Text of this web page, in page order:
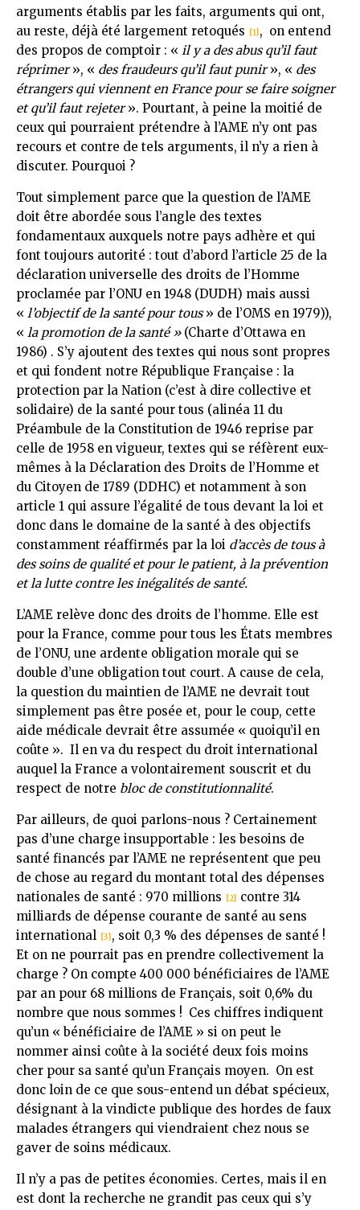
arguments établis par les faits, arguments qui ont,
au reste, déjà été largement retoqués [1], on entend
des propos de comptoir : « il y a des abus qu’il faut
réprimer», « des fraudeurs qu’il faut punir», « des
étrangers qui viennent en France pour se faire soigner
et qu’il faut rejeter». Pourtant, à peine la moitié de
ceux qui pourraient prétendre à l’AME n’y ont pas
recours et contre de tels arguments, il n’y a rien à
discuter. Pourquoi ?
Tout simplement parce que la question de l’AME
doit être abordée sous l’angle des textes
fondamentaux auxquels notre pays adhère et qui
font toujours autorité : tout d’abord l’article 25 de la
déclaration universelle des droits de l’Homme
proclamée par l’ONU en 1948 (DUDH) mais aussi
« l’objectif de la santé pour tous» de l’OMS en 1979)),
« la promotion de la santé »(Charte d’Ottawa en
1986) . S’y ajoutent des textes qui nous sont propres
et qui fondent notre République Française : la
protection par la Nation (c’est à dire collective et
solidaire) de la santé pour tous (alinéa 11 du
Préambule de la Constitution de 1946 reprise par
celle de 1958 en vigueur, textes qui se réfèrent eux-
mêmes à la Déclaration des Droits de l’Homme et
du Citoyen de 1789 (DDHC) et notamment à son
article 1 qui assure l’égalité de tous devant la loi et
donc dans le domaine de la santé à des objectifs
constamment réaffirmés par la loi d’accès de tous à
des soins de qualité et pour le patient, à la prévention
et la lutte contre les inégalités de santé.
L’AME relève donc des droits de l’homme. Elle est
pour la France, comme pour tous les États membres
de l’ONU, une ardente obligation morale qui se
double d’une obligation tout court. A cause de cela,
la question du maintien de l’AME ne devrait tout
simplement pas être posée et, pour le coup, cette
aide médicale devrait être assumée « quoiqu’il en
coûte ». Il en va du respect du droit international
auquel la France a volontairement souscrit et du
respect de notre bloc de constitutionnalité.
Par ailleurs, de quoi parlons-nous ? Certainement
pas d’une charge insupportable : les besoins de
santé financés par l’AME ne représentent que peu
de chose au regard du montant total des dépenses
nationales de santé : 970 millions [2] contre 314
milliards de dépense courante de santé au sens
international [3], soit 0,3 % des dépenses de santé !
Et on ne pourrait pas en prendre collectivement la
charge ? On compte 400 000 bénéficiaires de l’AME
par an pour 68 millions de Français, soit 0,6% du
nombre que nous sommes ! Ces chiffres indiquent
qu’un « bénéficiaire de l’AME » si on peut le
nommer ainsi coûte à la société deux fois moins
cher pour sa santé qu’un Français moyen. On est
donc loin de ce que sous-entend un débat spécieux,
désignant à la vindicte publique des hordes de faux
malades étrangers qui viendraient chez nous se
gaver de soins médicaux.
Il n’y a pas de petites économies. Certes, mais il en
est dont la recherche ne grandit pas ceux qui s’y